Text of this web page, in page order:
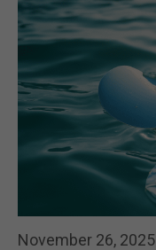
November 26, 2025